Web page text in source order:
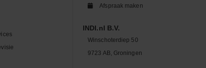
Afspraak maken
INDI.nl B.V.
Winschoterdiep 50
9723 AB, Groningen